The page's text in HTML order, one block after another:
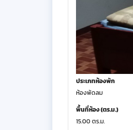
ประเภทห้องพัก
ห้องพัดลม
พื้นที่ห้อง (ตร.ม.)
15.00 ตร.ม.